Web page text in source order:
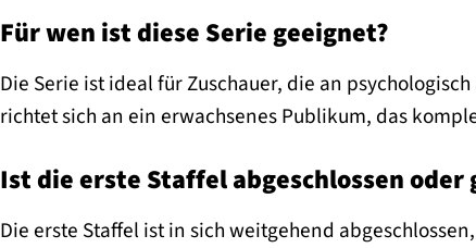
Für wen ist diese Serie geeignet?
Die Serie ist ideal für Zuschauer, die an
richtet sich an ein erwachsenes Publikum, das
Ist die erste Staffel abgeschlossen
Die erste Staffel ist in sich weitgehend